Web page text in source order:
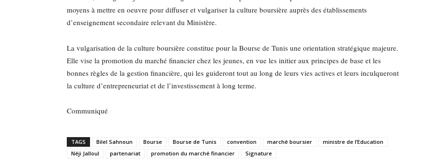
moyens à mettre en oeuvre pour diffuser et vulgariser la culture boursière auprès des établissements
d’enseignement secondaire relevant du Ministère.
La vulgarisation de la culture boursière constitue pour la Bourse de Tunis une orientation stratégique majeure.
Elle vise la promotion du marché financier chez les jeunes, en vue les initier aux principes de base et les
bonnes règles de la gestion financière, qui les guideront tout au long de leurs vies actives et leurs inculqueront
la culture d’entrepreneuriat et de l’investissement à long terme.
Communiqué
TAGS Bilel Sahnoun Bourse Bourse de Tunis convention marché boursier
ministre de l’Education
Néji Jalloul
partenariat promotion du marché financier Signature